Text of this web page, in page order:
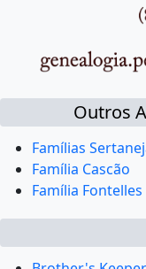
Outros
Famílias
Família Cascão
Família Fontelles